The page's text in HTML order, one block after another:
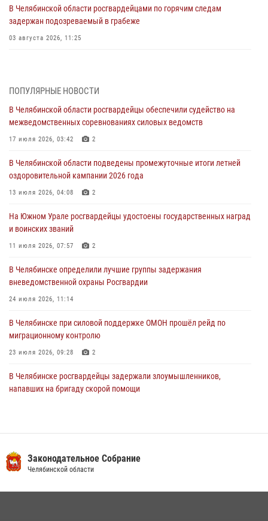
В Челябинской области росгвардейцами по горячим следам
задержан подозреваемый в грабеже
03 августа 2026, 11:25
03 августа 2026, 09:22 1
Авиация Росгвардии совершила более 250 санитарных вылетов в
Донецкой Народной Республике
31 июля 2026, 11:33
Росгвардия обеспечивает безопасность граждан на южном
направлении
31 июля 2026, 11:32
В Уральском округе Росгвардии состоялось заседание
оперативного штаба
30 июля 2026, 10:53
ПОПУЛЯРНЫЕ НОВОСТИ
В Челябинской области росгвардейцы обеспечили судейство на
межведомственных соревнованиях силовых ведомств
17 июля 2026, 03:42 2
В Челябинской области подведены промежуточные итоги летней
оздоровительной кампании 2026 года
13 июля 2026, 04:08 2
На Южном Урале росгвардейцы удостоены государственных наград
и воинских званий
11 июля 2026, 07:57 2
В Челябинске определили лучшие группы задержания
вневедомственной охраны Росгвардии
24 июля 2026, 11:14
В Челябинске при силовой поддержке ОМОН прошёл рейд по
миграционному контролю
23 июля 2026, 09:28 2
В Челябинске росгвардейцы задержали злоумышленников,
напавших на бригаду скорой помощи
13 июля 2026, 03:02 5
Законодательное Собрание
Челябинской области